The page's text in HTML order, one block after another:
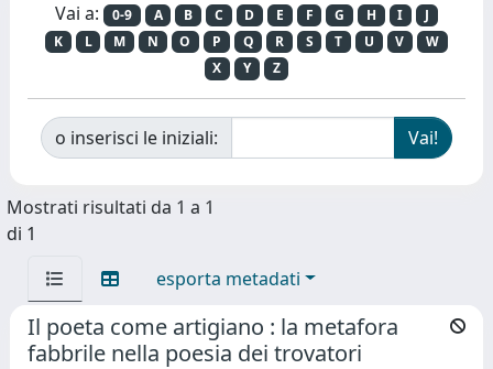
Vai a: 0-9 A B C D E F G H I
J
K
L M N O P Q R S T U V
W
X
Y Z
o inserisci le iniziali:
Mostrati risultati da 1 a 1
di 1
esporta metadati
Il poeta come artigiano : la metafora
fabbrile nella poesia dei trovatori